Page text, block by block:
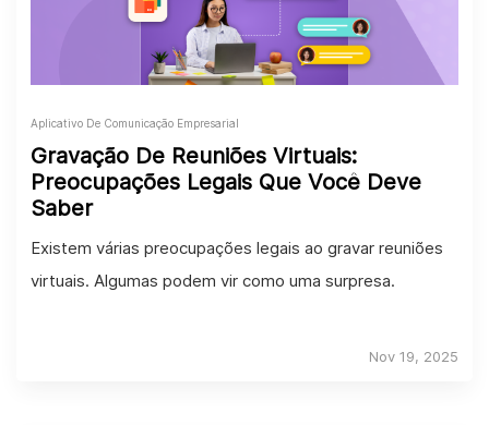
Aplicativo De Comunicação Empresarial
Gravação De Reuniões Virtuais:
Preocupações Legais Que Você Deve
Saber
Existem várias preocupações legais ao gravar reuniões
virtuais. Algumas podem vir como uma surpresa.
Nov 19, 2025